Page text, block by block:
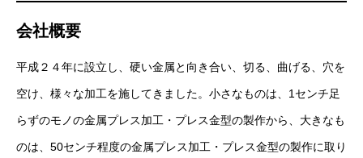
会社概要
平成２４年に設立し、硬い金属と向き合い、切る、曲げる、穴を
空け、様々な加工を施してきました。小さなものは、1センチ足
らずのモノの金属プレス加工・プレス金型の製作から、大きなも
のは、50センチ程度の金属プレス加工・プレス金型の製作に取り